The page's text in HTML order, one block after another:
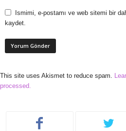
Ismimi, e-postamı ve web sitemi bir
kaydet.
This site uses Akismet to reduce spam.
processed.